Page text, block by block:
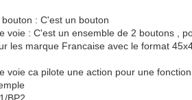
bouton : C'est un bouton
voie : C'est un ensemble de 2 boutons ,
les marque Francaise avec le format
voie ca pilote une action pour une